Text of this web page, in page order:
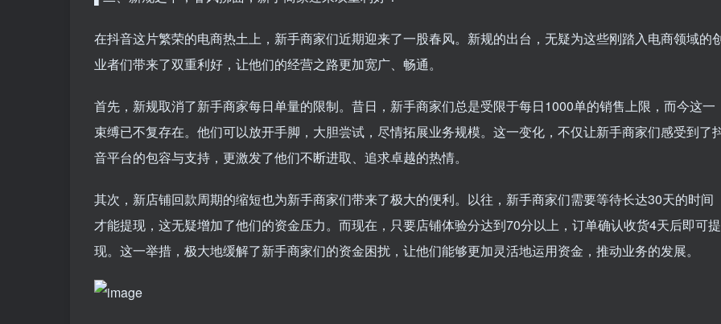
在抖音这片繁荣的电商热土上，新手商家们近期迎来了一股春风。新规的出台，无疑为这些刚踏入电商领域的
业者们带来了双重利好，让他们的经营之路更加宽广、畅通。
首先，新规取消了新手商家每日单量的限制。昔日，新手商家们总是受限于每日1000单的销售上限，而今这一
束缚已不复存在。他们可以放开手脚，大胆尝试，尽情拓展业务规模。这一变化，不仅让新手商家们感受到了
音平台的包容与支持，更激发了他们不断进取、追求卓越的热情。
其次，新店铺回款周期的缩短也为新手商家们带来了极大的便利。以往，新手商家们需要等待长达30天的时间
才能提现，这无疑增加了他们的资金压力。而现在，只要店铺体验分达到70分以上，订单确认收货4天后即可提
现。这一举措，极大地缓解了新手商家们的资金困扰，让他们能够更加灵活地运用资金，推动业务的发展。